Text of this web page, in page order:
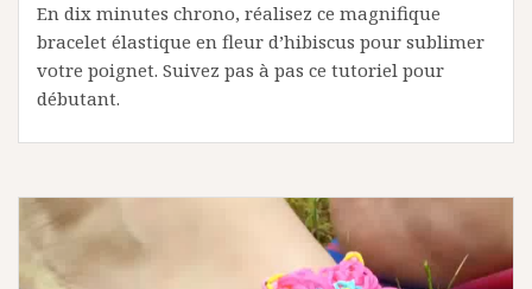
En dix minutes chrono, réalisez ce magnifique
bracelet élastique en fleur d’hibiscus pour sublimer
votre poignet. Suivez pas à pas ce tutoriel pour
débutant.